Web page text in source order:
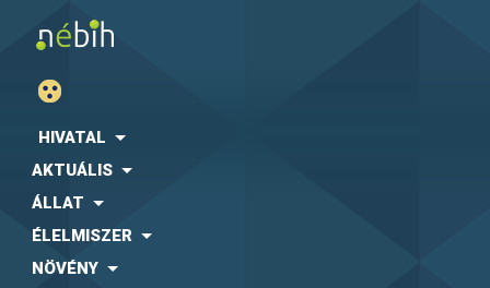
HIVATAL
AKTUÁLIS
ÁLLAT
ÉLELMISZER
NÖVÉNY